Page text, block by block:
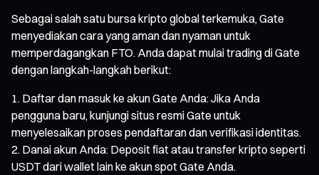
Sebagai salah satu bursa kripto global terkemuka, Gate
menyediakan cara yang aman dan nyaman untuk
memperdagangkan FTO. Anda dapat mulai trading di Gate
dengan langkah-langkah berikut:
Daftar dan masuk ke akun Gate Anda: Jika Anda
pengguna baru, kunjungi situs resmi Gate untuk
menyelesaikan proses pendaftaran dan verifikasi identitas.
Danai akun Anda: Deposit fiat atau transfer kripto seperti
USDT dari wallet lain ke akun spot Gate Anda.